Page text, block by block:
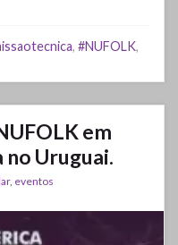
, #NUFOLK,
em
no Uruguai.
, eventos